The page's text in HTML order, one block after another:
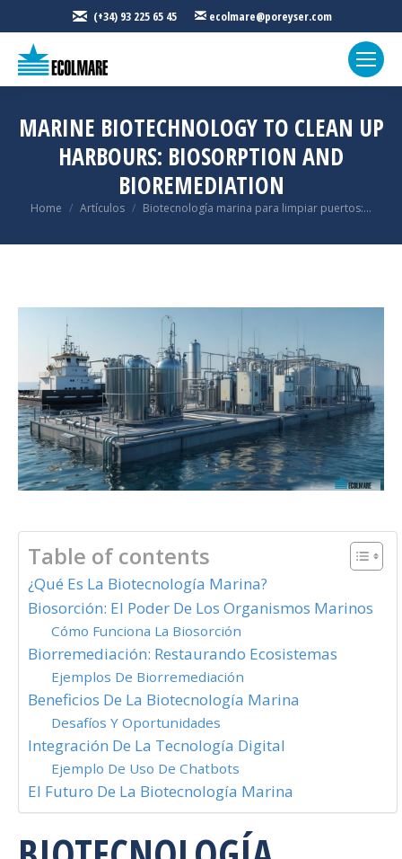
(+34) 93 225 65 45 ecolmare@poreyser.com
MARINE BIOTECHNOLOGY TO CLEAN UP
HARBOURS: BIOSORPTION AND
BIOREMEDIATION
You are here:
Home Artículos Biotecnología marina para limpiar puertos:…
Table of contents
¿Qué Es La Biotecnología Marina?
Biosorción: El Poder De Los Organismos Marinos
Cómo Funciona La Biosorción
Biorremediación: Restaurando Ecosistemas
Ejemplos De Biorremediación
Beneficios De La Biotecnología Marina
Desafíos Y Oportunidades
Integración De La Tecnología Digital
Ejemplo De Uso De Chatbots
El Futuro De La Biotecnología Marina